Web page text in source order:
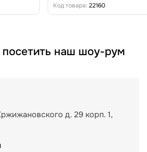
Код товара: 22160
наш шоу-рум
д. 29 корп. 1,